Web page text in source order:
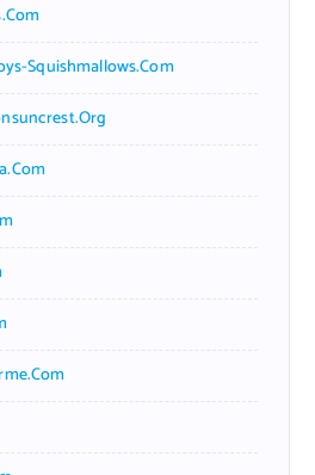
Squishmallows.com